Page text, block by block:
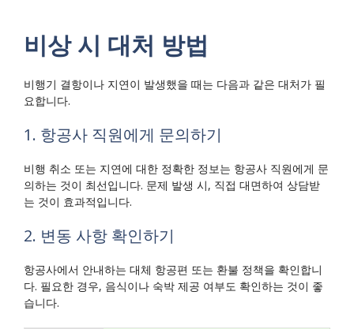
비상 시 대처 방법
비행기 결항이나 지연이 발생했을 때는 다음과 같은 대처가 필
요합니다.
1. 항공사 직원에게 문의하기
비행 취소 또는 지연에 대한 정확한 정보는 항공사 직원에게 문
의하는 것이 최선입니다. 문제 발생 시, 직접 대면하여 상담받
는 것이 효과적입니다.
2. 변동 사항 확인하기
항공사에서 안내하는 대체 항공편 또는 환불 정책을 확인합니
다. 필요한 경우, 음식이나 숙박 제공 여부도 확인하는 것이 좋
습니다.